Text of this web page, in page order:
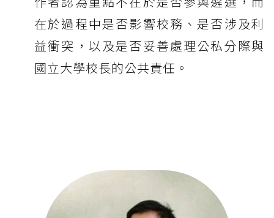
在於過程中是否影響校務、是否涉及利
益衝突，以及是否妥善處理公私分際與
國立大學校長的公共責任。